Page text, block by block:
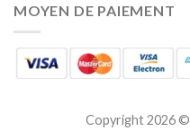
MOYEN DE PAIEMENT
Copyright 2026 ©